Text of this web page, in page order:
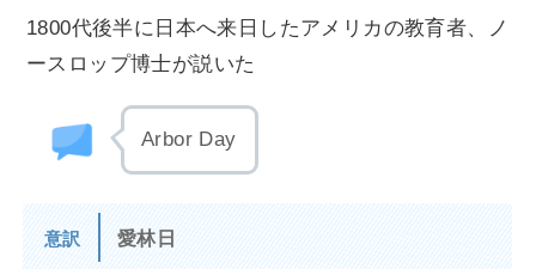
1800代後半に日本へ来日したアメリカの教育者、ノ
ースロップ博士が説いた
Arbor Day
意訳 愛林日